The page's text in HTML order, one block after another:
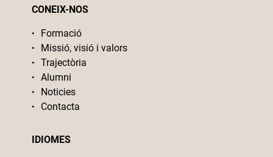
CONEIX-NOS
Formació
Missió, visió i valors
Trajectòria
Alumni
Noticies
Contacta
IDIOMES